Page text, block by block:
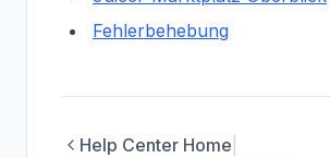
Fehlerbehebung
Help Center Home